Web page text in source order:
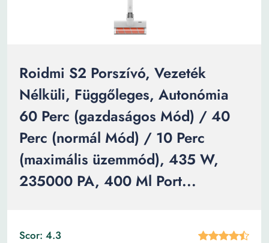
Roidmi S2 Porszívó, Vezeték
Nélküli, Függőleges, Autonómia
60 Perc (gazdaságos Mód) / 40
Perc (normál Mód) / 10 Perc
(maximális üzemmód), 435 W,
235000 PA, 400 Ml Port...
Scor: 4.3